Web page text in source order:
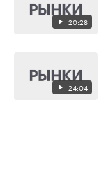
20:28
24:04